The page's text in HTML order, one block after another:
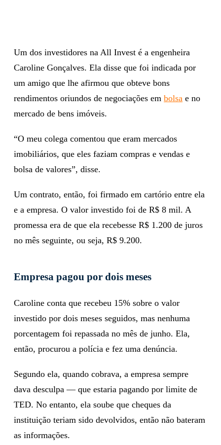
Um dos investidores na All Invest é a engenheira
Caroline Gonçalves. Ela disse que foi indicada por
um amigo que lhe afirmou que obteve bons
rendimentos oriundos de negociações em bolsa e no
mercado de bens imóveis.
“O meu colega comentou que eram mercados
imobiliários, que eles faziam compras e vendas e
bolsa de valores”, disse.
Um contrato, então, foi firmado em cartório entre ela
e a empresa. O valor investido foi de R$ 8 mil. A
promessa era de que ela recebesse R$ 1.200 de juros
no mês seguinte, ou seja, R$ 9.200.
Empresa pagou por dois meses
Caroline conta que recebeu 15% sobre o valor
investido por dois meses seguidos, mas nenhuma
porcentagem foi repassada no mês de junho. Ela,
então, procurou a polícia e fez uma denúncia.
Segundo ela, quando cobrava, a empresa sempre
dava desculpa — que estaria pagando por limite de
TED. No entanto, ela soube que cheques da
instituição teriam sido devolvidos, então não bateram
as informações.